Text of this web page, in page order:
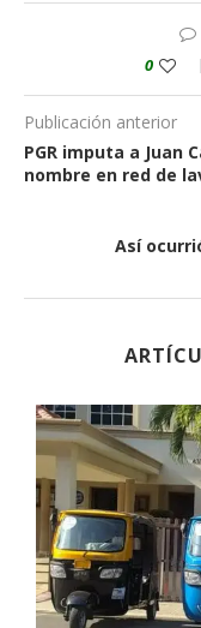
0
Publicación anterior
PGR imputa a Juan
nombre en red de
Así